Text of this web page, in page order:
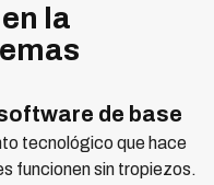
la
de base
tecnológico que hace
funcionen sin tropiezos.